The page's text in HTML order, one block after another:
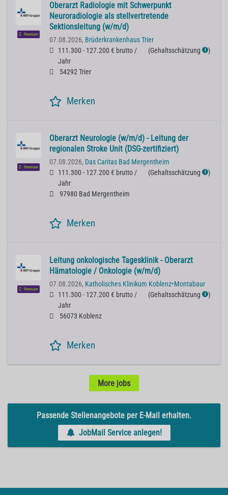
Premium
Oberarzt Radiologie mit Schwerpunkt
Neuroradiologie als stellvertretende
Sektionsleitung (w/m/d)
07.08.2026, Brüderkrankenhaus Trier
111.300 - 127.200 € brutto /
Jahr
(Gehaltsschätzung ℹ )
54292 Trier
Merken
Premium
Oberarzt Neurologie (w/m/d) - Leitung der
regionalen Stroke Unit (DSG-zertifiziert)
07.08.2026, Das Caritas Bad Mergentheim
111.300 - 127.200 € brutto /
Jahr
(Gehaltsschätzung ℹ )
97980 Bad Mergentheim
Merken
Premium
Leitung onkologische Tagesklinik - Oberarzt
Hämatologie / Onkologie (w/m/d)
07.08.2026, Katholisches Klinikum Koblenz•Montabaur
111.300 - 127.200 € brutto /
Jahr
(Gehaltsschätzung ℹ )
56073 Koblenz
Merken
More jobs
Passende Stellenangebote per E-Mail erhalten.
JobMail Service anlegen!